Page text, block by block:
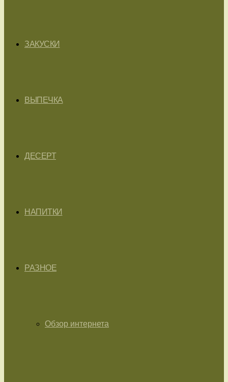
ЗАКУСКИ
ВЫПЕЧКА
ДЕСЕРТ
НАПИТКИ
РАЗНОЕ
Обзор интернета